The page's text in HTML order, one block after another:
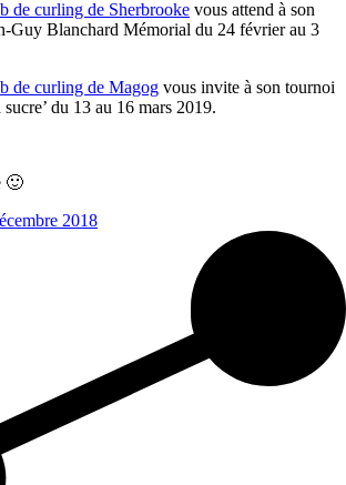
de curling de Sherbrooke vous attend à son
Guy Blanchard Mémorial du 24 février au 3
de curling de Magog vous invite à son tournoi
du 13 au 16 mars 2019.
🙂
2018